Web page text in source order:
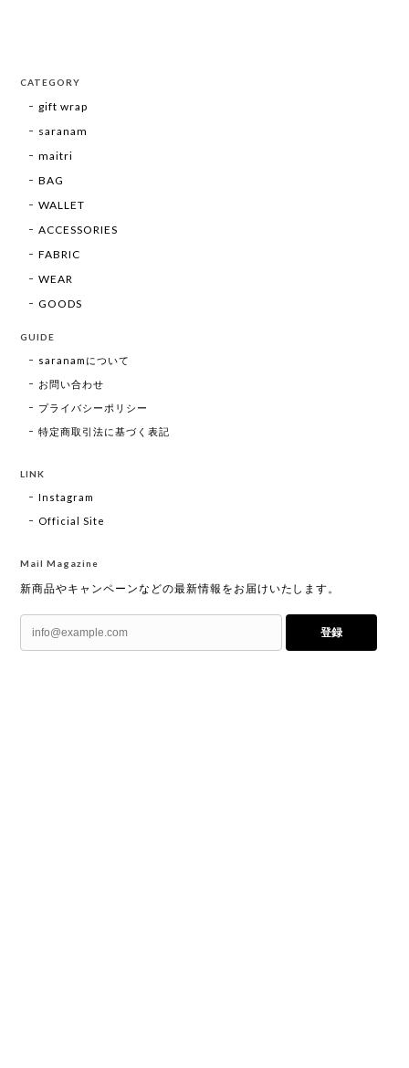
CATEGORY
gift wrap
saranam
maitri
BAG
WALLET
ACCESSORIES
FABRIC
WEAR
GOODS
GUIDE
saranamについて
お問い合わせ
プライバシーポリシー
特定商取引法に基づく表記
LINK
Instagram
Official Site
Mail Magazine
新商品やキャンペーンなどの最新情報をお届けいたします。
登録